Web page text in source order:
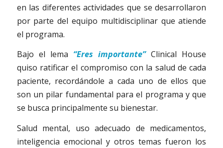
en las diferentes actividades que se desarrollaron
por parte del equipo multidisciplinar que atiende
el programa.
Bajo el lema “Eres importante” Clinical House
quiso ratificar el compromiso con la salud de cada
paciente, recordándole a cada uno de ellos que
son un pilar fundamental para el programa y que
se busca principalmente su bienestar.
Salud mental, uso adecuado de medicamentos,
inteligencia emocional y otros temas fueron los